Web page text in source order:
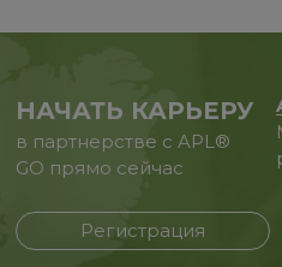
НАЧАТЬ КАРЬЕРУ
в партнерстве с APL®
GO прямо сейчас
Регистрация